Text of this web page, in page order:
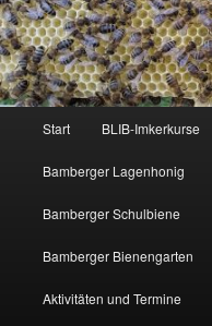
Start BLIB-Imkerkurse
Bamberger Lagenhonig
Bamberger Schulbiene
Bamberger Bienengarten
Aktivitäten und Termine